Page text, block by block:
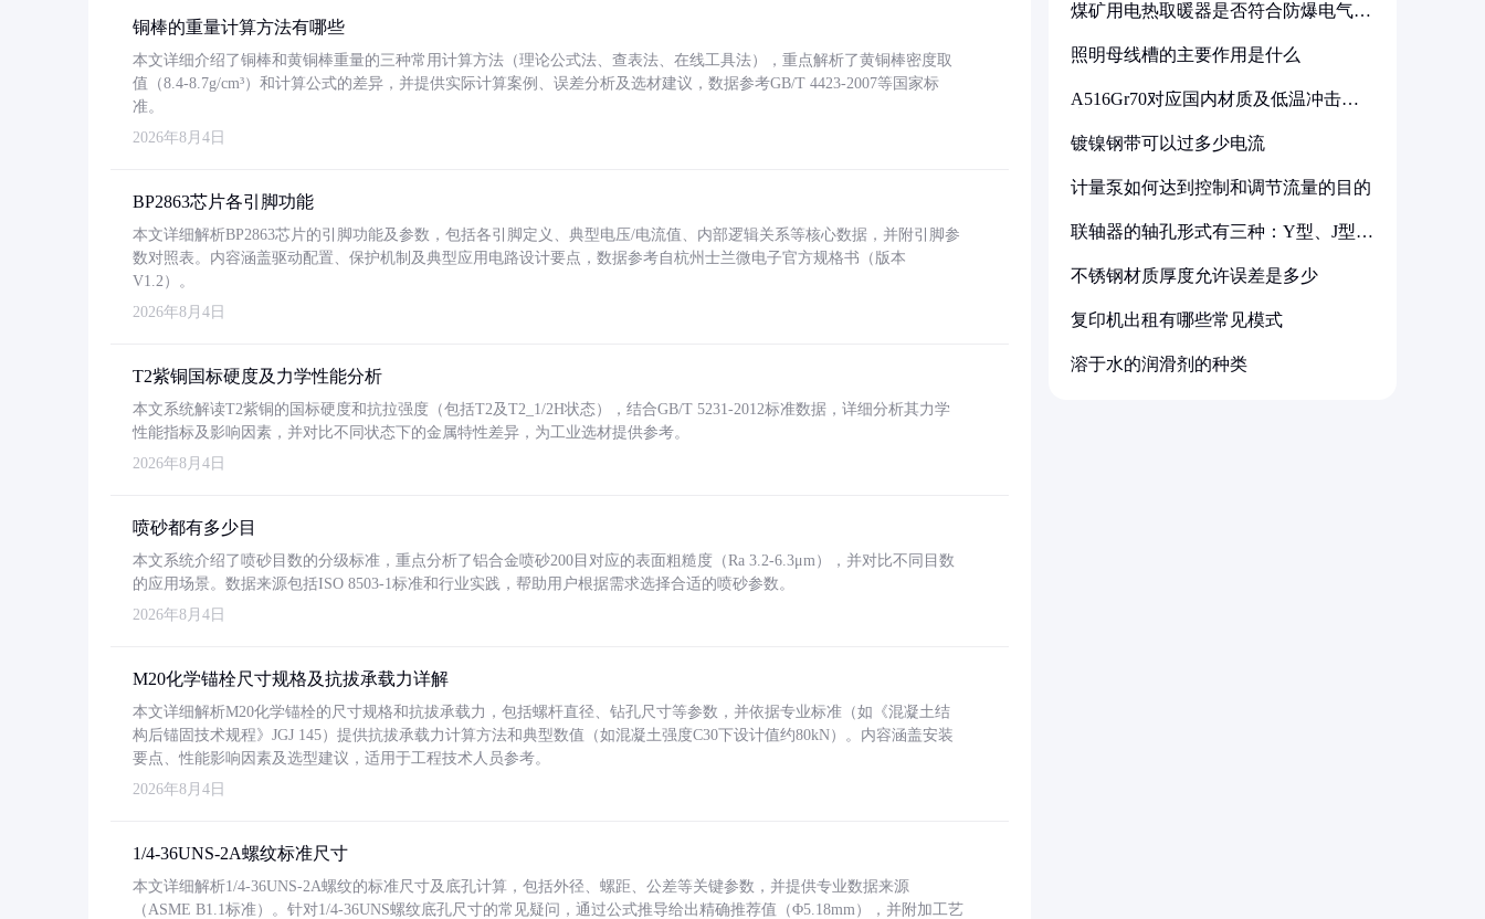
铜棒的重量计算方法有哪些
本文详细介绍了铜棒和黄铜棒重量的三种常用计算方法（理论公式法、查表法、在线工具法），重点解析了黄铜棒密度取
值（8.4-8.7g/cm³）和计算公式的差异，并提供实际计算案例、误差分析及选材建议，数据参考GB/T 4423-2007等国家标
准。
2026年8月4日
BP2863芯片各引脚功能
本文详细解析BP2863芯片的引脚功能及参数，包括各引脚定义、典型电压/电流值、内部逻辑关系等核心数据，并附引脚参
数对照表。内容涵盖驱动配置、保护机制及典型应用电路设计要点，数据参考自杭州士兰微电子官方规格书（版本
V1.2）。
2026年8月4日
T2紫铜国标硬度及力学性能分析
本文系统解读T2紫铜的国标硬度和抗拉强度（包括T2及T2_1/2H状态），结合GB/T 5231-2012标准数据，详细分析其力学
性能指标及影响因素，并对比不同状态下的金属特性差异，为工业选材提供参考。
2026年8月4日
喷砂都有多少目
本文系统介绍了喷砂目数的分级标准，重点分析了铝合金喷砂200目对应的表面粗糙度（Ra 3.2-6.3μm），并对比不同目数
的应用场景。数据来源包括ISO 8503-1标准和行业实践，帮助用户根据需求选择合适的喷砂参数。
2026年8月4日
M20化学锚栓尺寸规格及抗拔承载力详解
本文详细解析M20化学锚栓的尺寸规格和抗拔承载力，包括螺杆直径、钻孔尺寸等参数，并依据专业标准（如《混凝土结
构后锚固技术规程》JGJ 145）提供抗拔承载力计算方法和典型数值（如混凝土强度C30下设计值约80kN）。内容涵盖安装
要点、性能影响因素及选型建议，适用于工程技术人员参考。
2026年8月4日
1/4-36UNS-2A螺纹标准尺寸
本文详细解析1/4-36UNS-2A螺纹的标准尺寸及底孔计算，包括外径、螺距、公差等关键参数，并提供专业数据来源
（ASME B1.1标准）。针对1/4-36UNS螺纹底孔尺寸的常见疑问，通过公式推导给出精确推荐值（Φ5.18mm），并附加工艺
煤矿用电热取暖器是否符合防爆电气设
照明母线槽的主要作用是什么
A516Gr70对应国内材质及低温冲击要
镀镍钢带可以过多少电流
计量泵如何达到控制和调节流量的目的
联轴器的轴孔形式有三种：Y型、J型、
不锈钢材质厚度允许误差是多少
复印机出租有哪些常见模式
溶于水的润滑剂的种类